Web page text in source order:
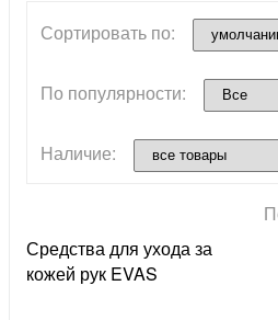
Сортировать по:
По популярности:
Наличие:
Средства для ухода за
кожей рук EVAS